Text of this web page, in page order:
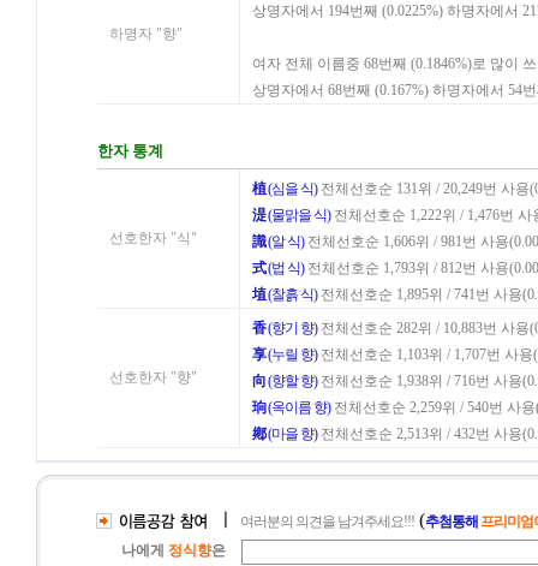
하명자 "향"
상명자에서 194번째 (0.0225%) 하명자에서
여자 전체 이름중 68번째 (0.1846%)로 많이
상명자에서 68번째 (0.167%) 하명자에서 54
한자 통계
선호한자 "식"
植(심을 식)전체선호순 131위 / 20,249번 사용
湜(물맑을 식)전체선호순 1,222위 / 1,476번 사
識(알 식)전체선호순 1,606위 / 981번 사용
式(법 식)전체선호순 1,793위 / 812번 사용
埴(찰흙 식)전체선호순 1,895위 / 741번 사용
선호한자 "향"
香(향기 향)전체선호순 282위 / 10,883번 사용
享(누릴 향)전체선호순 1,103위 / 1,707번 사용
向(향할 향)전체선호순 1,938위 / 716번 사용
珦(옥이름 향)전체선호순 2,259위 / 540번 사용
鄕(마을 향)전체선호순 2,513위 / 432번 사용
여러분의 의견을 남겨주세요!!! (추첨통해 프리미엄
나에게 정식향은